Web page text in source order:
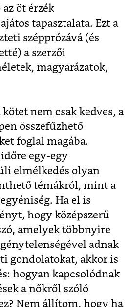
az öt érzék
tapasztalata. Ezt a
szépprózává (és
a szerzői
magyarázatok,
nem csak kedves, a
összefűzhető
foglal magába.
egy-egy
elmélkedés olyan
témákról, mint a
Ha el is
hogy középszerű
amelyek többnyire
adnak
gondolatokat, akkor is
hogyan kapcsolódnak
a nőkről szóló
Nem állítom, hogy ha